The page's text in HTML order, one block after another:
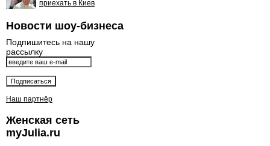
приехать в Киев
Новости шоу-бизнеса
Подпишитесь на нашу
рассылку
Наш партнёр
Женская сеть
myJulia.ru